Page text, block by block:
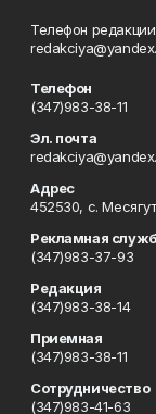
Телефон
Телефон
(347)983-38-11
Эл. почта
Адрес
452530, с.
Рекламная
(347)983-37-93
Редакция
(347)983-38-14
Приемная
(347)983-38-11
Сотрудничество
(347)983-41-63